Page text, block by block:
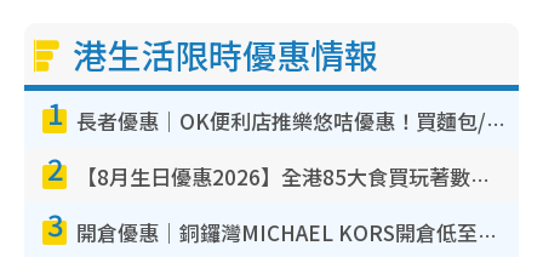
港生活限時優惠情報
1 長者優惠｜OK便利店推樂悠咭優惠！買麵包/牛奶/保健品拍卡即減
2 【8月生日優惠2026】全港85大食買玩著數攻略 自助餐/火鍋放題同行免費＋誠品/DONKI送現金券
3 開倉優惠｜銅鑼灣MICHAEL KORS開倉低至17折！直擊$500起買手袋/銀包/鞋款 必買經典Jet Set系列